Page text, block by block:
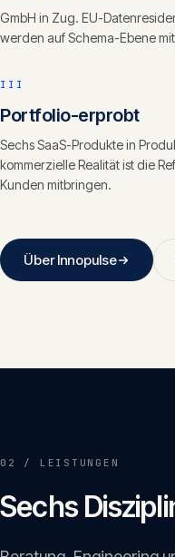
GmbH in Zug. EU-
werden auf Schema-Ebene
III
Portfolio-erprobt
Sechs SaaS-Produkte in
kommerzielle Realität ist die
Kunden mitbringen.
Über Innopulse
02 / LEISTUNGEN
Sechs